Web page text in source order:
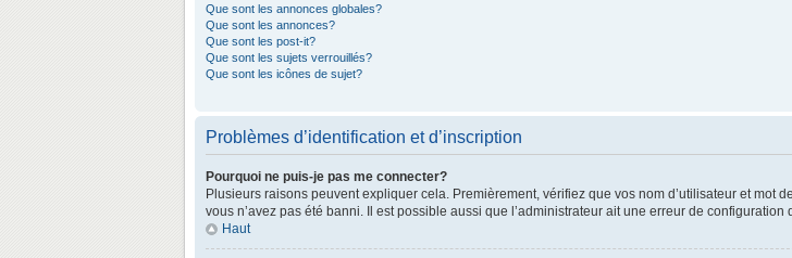
Que sont les annonces globales?
Que sont les annonces?
Que sont les post-it?
Que sont les sujets verrouillés?
Que sont les icônes de sujet?
Problèmes d’identification et d’inscription
Pourquoi ne puis-je pas me connecter?
Plusieurs raisons peuvent expliquer cela. Premièrement, vérifiez que vos nom d’utilisateur et mot
vous n’avez pas été banni. Il est possible aussi que l’administrateur ait une erreur de
Haut